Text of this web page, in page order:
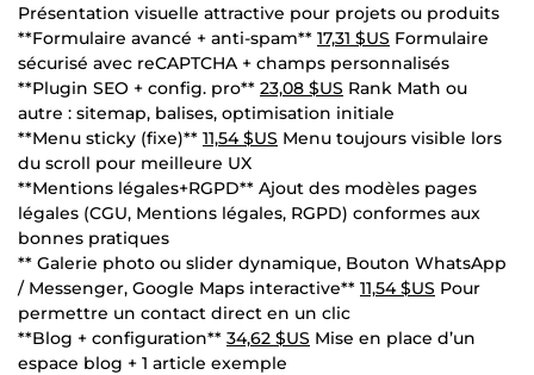
Présentation visuelle attractive pour projets ou produits
**Formulaire avancé + anti-spam** 17,31 $US Formulaire
sécurisé avec reCAPTCHA + champs personnalisés
**Plugin SEO + config. pro** 23,08 $US Rank Math ou
autre : sitemap, balises, optimisation initiale
**Menu sticky (fixe)** 11,54 $US Menu toujours visible lors
du scroll pour meilleure UX
**Mentions légales+RGPD** Ajout des modèles pages
légales (CGU, Mentions légales, RGPD) conformes aux
bonnes pratiques
** Galerie photo ou slider dynamique, Bouton WhatsApp
/ Messenger, Google Maps interactive** 11,54 $US Pour
permettre un contact direct en un clic
**Blog + configuration** 34,62 $US Mise en place d’un
espace blog + 1 article exemple